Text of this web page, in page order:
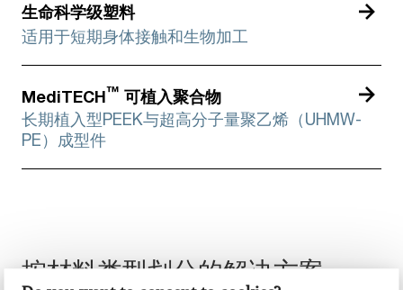
生命科学级塑料
适用于短期身体接触和生物加工
MediTECH™ 可植入聚合物
长期植入型PEEK与超高分子量聚乙烯（UHMW-
PE）成型件
按材料类型划分的解决方案